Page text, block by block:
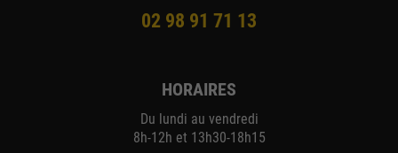
02 98 91 71 13
HORAIRES
Du lundi au vendredi
8h-12h et 13h30-18h15